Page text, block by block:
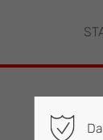
Eintrag